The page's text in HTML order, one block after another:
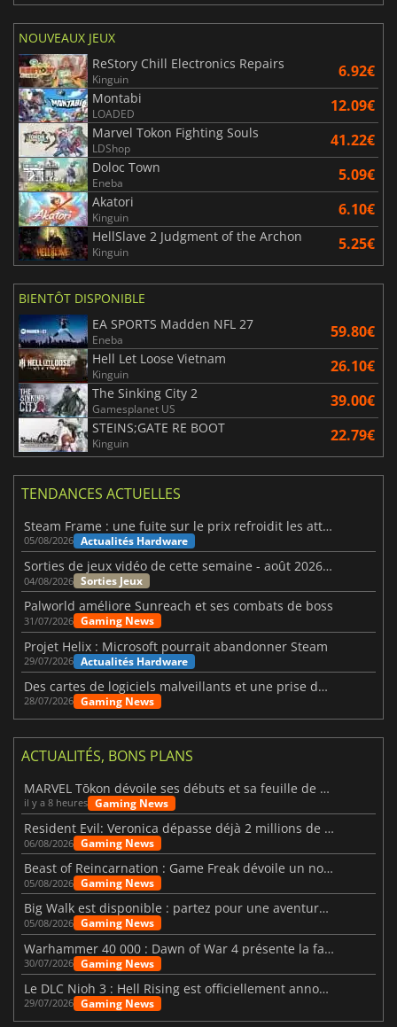
NOUVEAUX JEUX
ReStory Chill Electronics Repairs
Kinguin 6.92€
Montabi
LOADED 12.09€
Marvel Tokon Fighting Souls
LDShop 41.22€
Doloc Town
Eneba 5.09€
Akatori
Kinguin 6.10€
HellSlave 2 Judgment of the Archon
Kinguin 5.25€
BIENTÔT DISPONIBLE
EA SPORTS Madden NFL 27
Eneba 59.80€
Hell Let Loose Vietnam
Kinguin 26.10€
The Sinking City 2
Gamesplanet US 39.00€
STEINS;GATE RE BOOT
Kinguin 22.79€
TENDANCES ACTUELLES
Steam Frame : une fuite sur le prix refroidit les attentes VR
05/08/2026 Actualités Hardware
Sorties de jeux vidéo de cette semaine - août 2026 (semaine 32)
04/08/2026 Sorties Jeux
Palworld améliore Sunreach et ses combats de boss
31/07/2026 Gaming News
Projet Helix : Microsoft pourrait abandonner Steam
29/07/2026 Actualités Hardware
Des cartes de logiciels malveillants et une prise de contrôle de Discord ont touché Meccha Chameleon
28/07/2026 Gaming News
ACTUALITÉS, BONS PLANS
MARVEL Tōkon dévoile ses débuts et sa feuille de route
il y a 8 heures Gaming News
Resident Evil: Veronica dépasse déjà 2 millions de wishlists
06/08/2026 Gaming News
Beast of Reincarnation : Game Freak dévoile un nouveau pari
05/08/2026 Gaming News
Big Walk est disponible : partez pour une aventure entre amis
05/08/2026 Gaming News
Warhammer 40 000 : Dawn of War 4 présente la faction des Nécrons
30/07/2026 Gaming News
Le DLC Nioh 3 : Hell Rising est officiellement annoncé
29/07/2026 Gaming News